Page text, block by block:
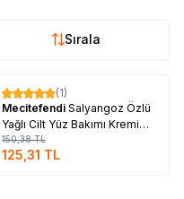
Sırala
%17
(1)
Mecitefendi Salyangoz Özlü
Yağlı Cilt Yüz Bakımı Kremi
100 ML
150,38TL
125,31 TL